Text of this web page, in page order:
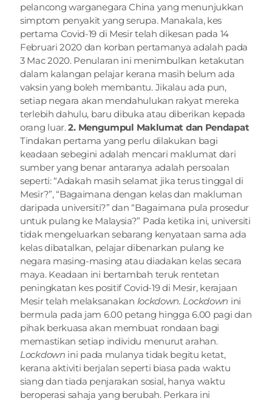
pelancong warganegara China yang menunjukkan
simptom penyakit yang serupa. Manakala, kes
pertama Covid-19 di Mesir telah dikesan pada 14
Februari 2020 dan korban pertamanya adalah pada
3 Mac 2020. Penularan ini menimbulkan ketakutan
dalam kalangan pelajar kerana masih belum ada
vaksin yang boleh membantu. Jikalau ada pun,
setiap negara akan mendahulukan rakyat mereka
terlebih dahulu, baru dibuka atau diberikan kepada
orang luar. 2. Mengumpul Maklumat dan Pendapat
Tindakan pertama yang perlu dilakukan bagi
keadaan sebegini adalah mencari maklumat dari
sumber yang benar antaranya adalah persoalan
seperti: “Adakah masih selamat jika terus tinggal di
Mesir?”, “Bagaimana dengan kelas dan makluman
daripada universiti?” dan “Bagaimana pula prosedur
untuk pulang ke Malaysia?” Pada ketika ini, universiti
tidak mengeluarkan sebarang kenyataan sama ada
kelas dibatalkan, pelajar dibenarkan pulang ke
negara masing-masing atau diadakan kelas secara
maya. Keadaan ini bertambah teruk rentetan
peningkatan kes positif Covid-19 di Mesir, kerajaan
Mesir telah melaksanakan lockdown. Lockdown ini
bermula pada jam 6.00 petang hingga 6.00 pagi dan
pihak berkuasa akan membuat rondaan bagi
memastikan setiap individu menurut arahan.
Lockdown ini pada mulanya tidak begitu ketat,
kerana aktiviti berjalan seperti biasa pada waktu
siang dan tiada penjarakan sosial, hanya waktu
beroperasi sahaja yang berubah. Perkara ini